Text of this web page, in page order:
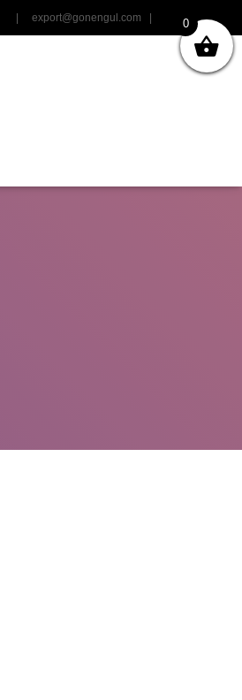
export@gonengul.com 0